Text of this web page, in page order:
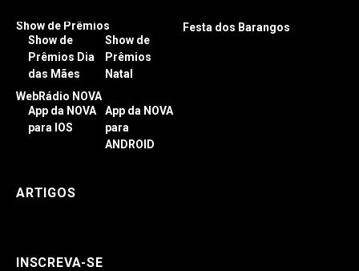
Show de Prêmios
Show de
Prêmios Dia
das Mães
Show de
Prêmios
Natal
Festa dos Barangos
WebRádio NOVA
App da NOVA
para IOS
App da NOVA
para
ANDROID
ARTIGOS
INSCREVA-SE